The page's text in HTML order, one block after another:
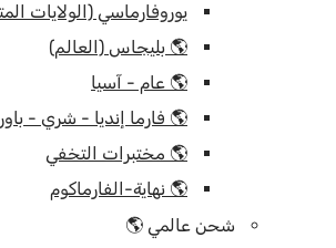
يوروفارماسي (الولايات
🌎 بليجاس (العالم)
🌎 عام - آسيا
🌎 فارما إنديا - شري -
🌎 مختبرات التخفي
🌎 نهاية-الفارماكوم
شحن عالمي 🌎